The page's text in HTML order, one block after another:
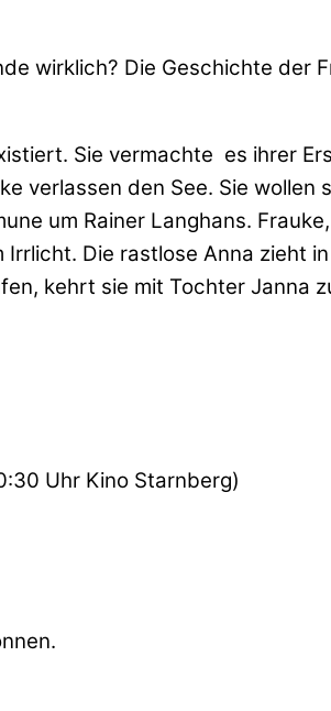
wirklich? Die Geschichte der
Sie vermachte es ihrer
verlassen den See. Sie
um Rainer Langhans.
Die rastlose Anna zieht
kehrt sie mit Tochter Janna
Uhr Kino Starnberg)